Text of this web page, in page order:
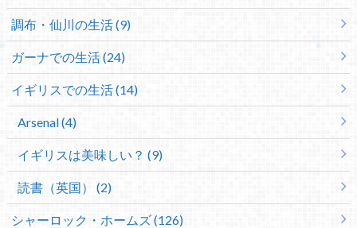
調布・仙川の生活 (9)
ガーナでの生活 (24)
イギリスでの生活 (14)
Arsenal (4)
イギリスは美味しい？ (9)
読書（英国） (2)
シャーロック・ホームズ (126)